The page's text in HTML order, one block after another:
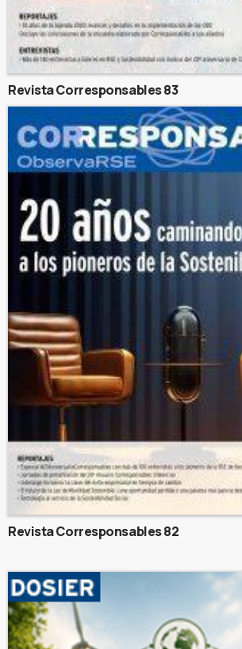
Revista Corresponsables 83
Revista Corresponsables 82